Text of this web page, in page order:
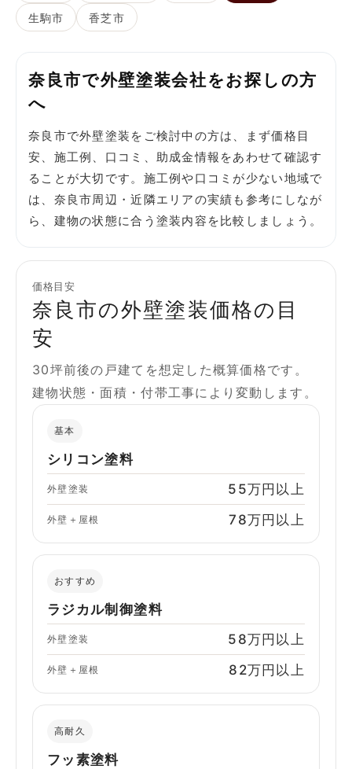
生駒市 香芝市
奈良市で外壁塗装会社をお探しの方
へ
奈良市で外壁塗装をご検討中の方は、まず価格目
安、施工例、口コミ、助成金情報をあわせて確認す
ることが大切です。施工例や口コミが少ない地域で
は、奈良市周辺・近隣エリアの実績も参考にしなが
ら、建物の状態に合う塗装内容を比較しましょう。
価格目安
奈良市の外壁塗装価格の目
安
30坪前後の戸建てを想定した概算価格です。
建物状態・面積・付帯工事により変動します。
基本
シリコン塗料
外壁塗装 55万円以上
外壁＋屋根 78万円以上
おすすめ
ラジカル制御塗料
外壁塗装 58万円以上
外壁＋屋根 82万円以上
高耐久
フッ素塗料